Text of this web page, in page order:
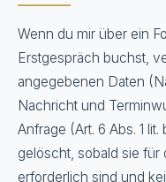
Wenn du mir über ein
Erstgespräch buchst,
angegebenen Daten
Nachricht und
Anfrage (Art. 6 Abs. 1
gelöscht, sobald sie
erforderlich sind und